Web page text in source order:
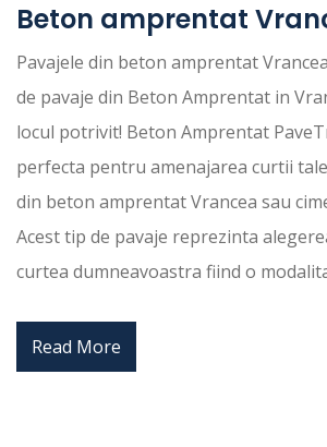
Beton amprentat
Pavajele din beton amprentat
de pavaje din Beton Amprentat in
locul potrivit! Beton Amprentat
perfecta pentru amenajarea curtii
din beton amprentat Vrancea sau
Acest tip de pavaje reprezinta
curtea dumneavoastra fiind o
Read More